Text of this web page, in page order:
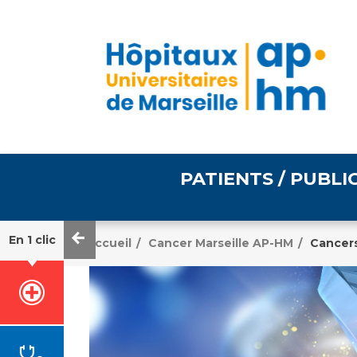
PATIENTS /
Informations pratiques
médical
Égalité professionnelle
Emploi / formation
En 1 clic Accueil / Cancer Marseille AP-HM /